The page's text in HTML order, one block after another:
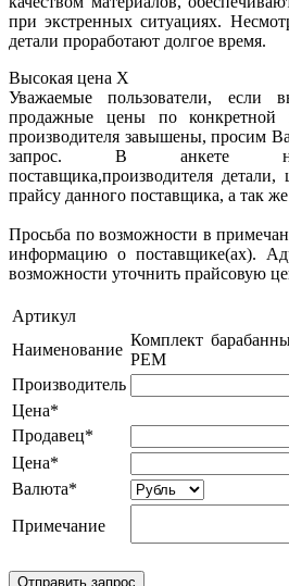
при экстренных ситуациях.
детали проработают долгое время.
Высокая цена X
Уважаемые пользователи, если
продажные цены по конкретной
производителя завышены, просим
запрос. В анкете
поставщика,производителя
прайсу данного поставщика, а так
Просьба по возможности в
информацию о поставщике(ах).
возможности уточнить прайсовую
Артикул
Наименование
Комплект
РЕМ
Производитель
Цена*
Продавец*
Цена*
Валюта*
Примечание